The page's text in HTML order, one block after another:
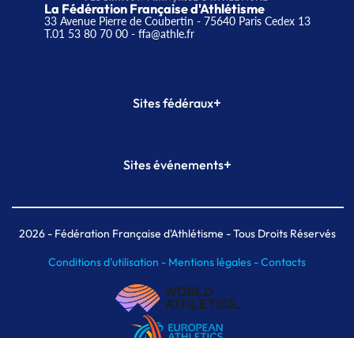
La Fédération Française d'Athlétisme
33 Avenue Pierre de Coubertin - 75640 Paris Cedex 13
T.01 53 80 70 00- ffa@athle.fr
Sites fédéraux+
Plateforme Formation
Sites événements+
Meeting de Paris indoor
MAIF Ekiden de Paris
2026- Fédération Française d'Athlétisme - Tous Droits Réservés
Conditions d'utilisation - Mentions légales -Contacts